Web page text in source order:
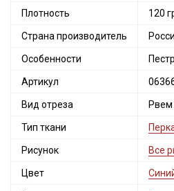
Плотность 120
Страна производитель
Особенности
Артикул
Вид отреза Рвем
Тип ткани
Рисунок Все
Цвет